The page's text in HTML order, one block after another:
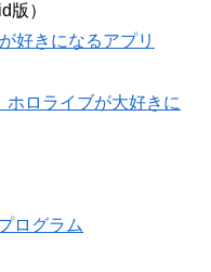
版）
好きになるアプリ
ロライブが大好きに
ログラム